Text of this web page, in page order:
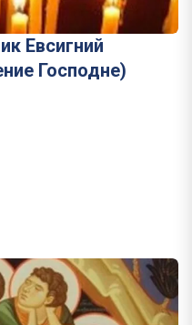
Евсигний
Господне)